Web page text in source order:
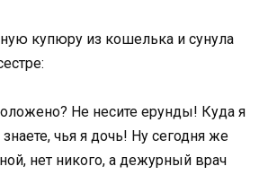
купюру из кошелька и сунула
Не несите ерунды! Куда я
чья я дочь! Ну сегодня же
нет никого, а дежурный врач